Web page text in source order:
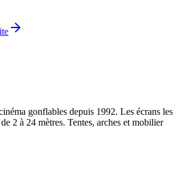
gonflables depuis 1992. Les écrans les
2 à 24 mètres. Tentes, arches et mobilier